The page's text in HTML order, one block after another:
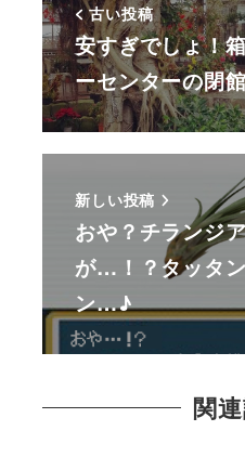
古い投稿
安すぎでしょ！
ーセンターの閉
新しい投稿
おや？チランジ
が…！？タッタ
ン…♪
関